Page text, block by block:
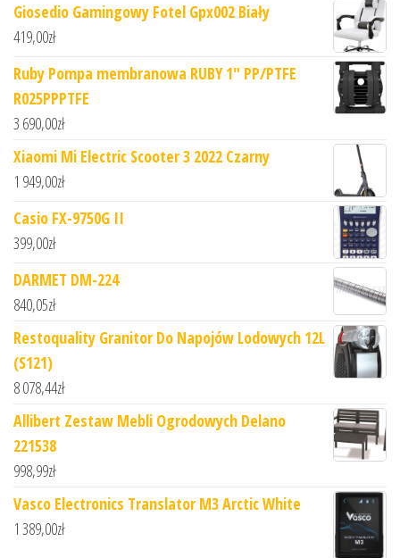
Giosedio Gamingowy Fotel Gpx002 Biały
419,00zł
Ruby Pompa membranowa RUBY 1" PP/PTFE
R025PPPTFE
3 690,00zł
Xiaomi Mi Electric Scooter 3 2022 Czarny
1 949,00zł
Casio FX-9750G II
399,00zł
DARMET DM-224
840,05zł
Restoquality Granitor Do Napojów Lodowych 12L
(S121)
8 078,44zł
Allibert Zestaw Mebli Ogrodowych Delano
221538
998,99zł
Vasco Electronics Translator M3 Arctic White
1 389,00zł